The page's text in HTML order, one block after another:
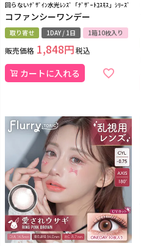
回らないﾃﾞｻﾞｲﾝ水光ﾚﾝｽﾞ「ﾃﾞｻﾞｰﾄｺｽﾓｽ」ｼﾘｰｽﾞ
コファンシーワンデー
取り寄せ 1DAY / 1日 1箱10枚入り
販売価格 1,848 税込
カートに入れる